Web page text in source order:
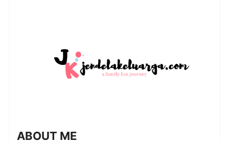
ABOUT ME